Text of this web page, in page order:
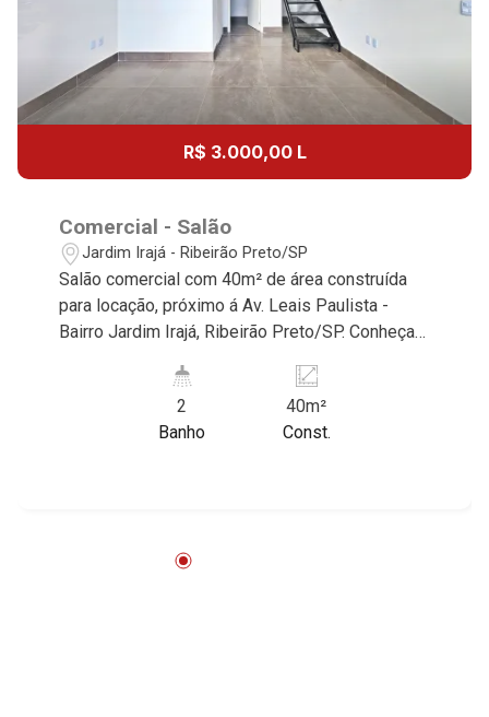
R$ 3.000,00 L
Comercial - Salão
Jardim Irajá - Ribeirão Preto/SP
Salão comercial com 40m² de área construída
para locação, próximo á Av. Leais Paulista -
Bairro Jardim Irajá, Ribeirão Preto/SP. Conheça
Imobiliária selecionou para você: - 40m² de área
construída - W.C. masculino - W.C. feminino -
mais desejados da Zona Sul, reconhecidos por
2
Banho
40m²
Const.